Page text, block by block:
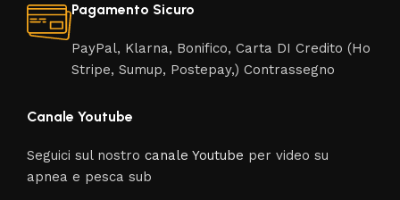
Pagamento Sicuro
PayPal, Klarna, Bonifico, Carta DI Credito (Ho
Stripe, Sumup, Postepay,) Contrassegno
Canale Youtube
Seguici sul nostro canale Youtube per video su
apnea e pesca sub